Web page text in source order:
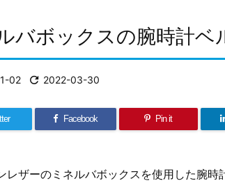
バボックスの腕時計ベ
02  2022-03-30
Facebook Pin it
レザーのミネルバボックスを使用した腕時